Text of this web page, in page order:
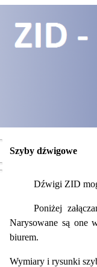
Szyby dźwigowe
Dźwigi ZID
Poniżej
Narysowane są one
biurem.
Wymiary i rysunki